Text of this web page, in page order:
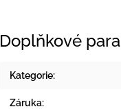
Doplňkové
Kategorie:
Záruka: